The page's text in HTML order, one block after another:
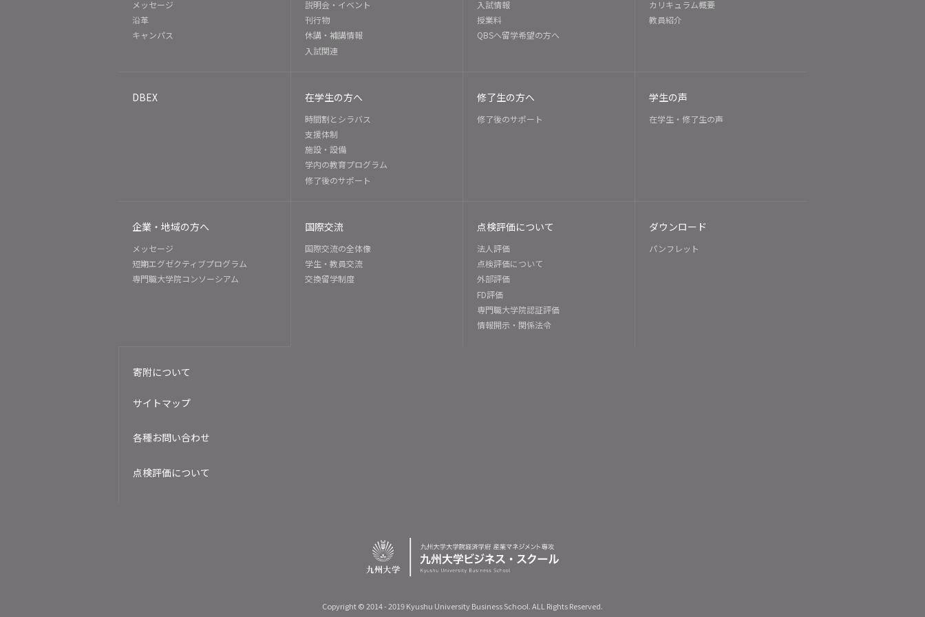
メッセージ
沿革
キャンパス
説明会・イベント
刊行物
休講・補講情報
入試関連
入試情報
授業料
QBSへ留学希望の方へ
カリキュラム概要
教員紹介
DBEX 在学生の方へ
時間割とシラバス
支援体制
施設・設備
学内の教育プログラム
修了後のサポート
修了生の方へ
修了後のサポート
学生の声
在学生・修了生の声
企業・地域の方へ
メッセージ
短期エグゼクティブプログラム
専門職大学院コンソーシアム
国際交流
国際交流の全体像
学生・教員交流
交換留学制度
点検評価について
法人評価
点検評価について
外部評価
FD評価
専門職大学院認証評価
情報開示・関係法令
ダウンロード
パンフレット
寄附について
サイトマップ
各種お問い合わせ
点検評価について
Copyright © 2014 - 2019 Kyushu University Business School. ALL Rights Reserved.